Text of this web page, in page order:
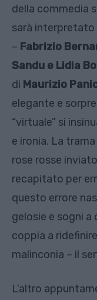
della commedia
sarà
– Fabrizio
Sandu e Lidia
di Maurizio
elegante e
“virtuale” si
e ironia. La
rose rosse
recapitato per
questo errore
gelosie e sogni
coppia a
malinconia – il
L’altro